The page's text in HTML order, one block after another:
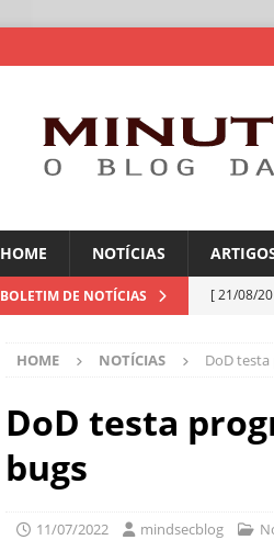
HOME NOTÍCIAS
BOLETIM DE NOTÍCIAS [ 21/08/
[ 06/08/
[ 06/08/
[ 06/08/
HOME NOTÍCIAS DoD
DoD testa
bugs
11/07/2022 mindsecblog